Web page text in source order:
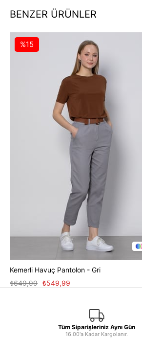
BENZER ÜRÜNLER
Kemerli Havuç Pantolon - Gri
₺549,99
₺649,99
%15
Tüm Siparişleriniz Aynı Gün
16.00'a Kadar Kargolanır.